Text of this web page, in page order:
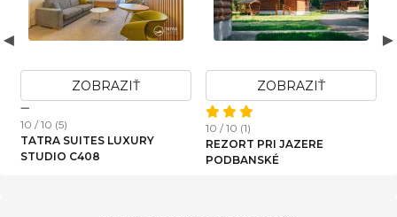
VINEYARD HOUSE MATEO
APARTMÁN